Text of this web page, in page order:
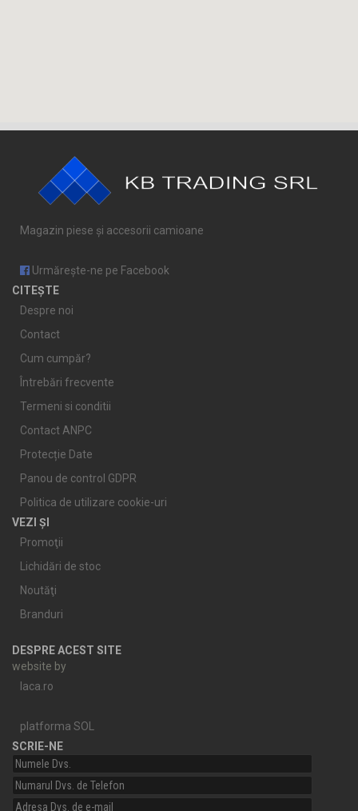
Magazin piese și accesorii camioane
Urmărește-ne pe Facebook
CITEȘTE
Despre noi
Contact
Cum cumpăr?
Întrebări frecvente
Termeni si conditii
Contact ANPC
Protecție Date
Panou de control GDPR
Politica de utilizare cookie-uri
VEZI ȘI
Promoţii
Lichidări de stoc
Noutăţi
Branduri
DESPRE ACEST SITE
website by
laca.ro
platforma SOL
SCRIE-NE